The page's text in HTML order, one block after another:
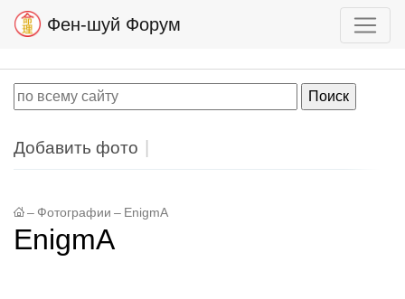
Фен-шуй Форум
Добавить фото
– Фотографии – EnigmA
EnigmA